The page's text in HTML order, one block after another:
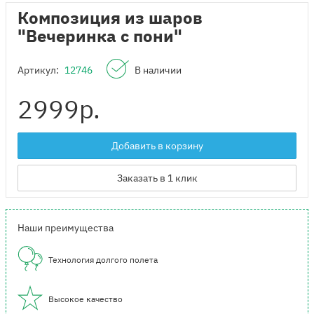
Композиция из шаров
"Вечеринка с пони"
Артикул: 12746 В наличии
2999р.
Добавить в корзину
Заказать в 1 клик
Наши преимущества
Технология долгого полета
Высокое качество